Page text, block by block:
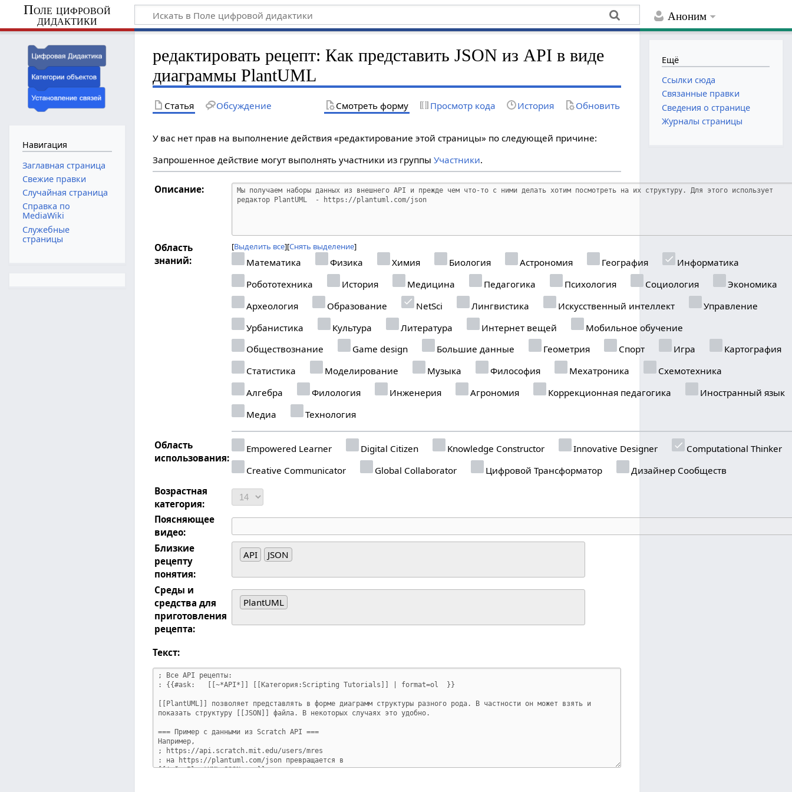
Аноним
Поле цифровой
дидактики
редактировать рецепт: Как представить JSON из API в виде
диаграммы PlantUML
Статья Обсуждение Смотреть форму Просмотр кода История Обновить
У вас нет прав на выполнение действия «редактирование этой страницы» по следующей причине:
Запрошенное действие могут выполнять участники из группыУчастники.
Описание:
Область
знаний:
Выделить все Снять выделение
Математика Физика Химия Биология Астрономия География
Информатика
Робототехника
История Медицина Педагогика Психология Социология
Экономика
Археология
Образование NetSci Лингвистика Искусственный интеллект
Управление
Урбанистика
Культура Литература Интернет вещей
Мобильное обучение
Обществознание
Game design Большие данные Геометрия Спорт Игра
Картография
Статистика
Моделирование Музыка Философия Мехатроника
Схемотехника
Алгебра
Филология Инженерия Агрономия Коррекционная педагогика
Иностранный язык
Медиа
Технология
Область
использования:
Empowered Learner Digital Citizen Knowledge Constructor Innovative Designer
Computational Thinker
Creative Communicator
Global Collaborator Цифровой Трансформатор
Дизайнер Сообществ
Возрастная
категория:
Поясняющее
видео:
Близкие
рецепту
понятия:
API JSON
Среды и
средства для
приготовления
рецепта:
PlantUML
Текст:
Навигация
Заглавная страница
Свежие правки
Случайная страница
Справка по
MediaWiki
Служебные
страницы
Ещё
Ссылки сюда
Связанные правки
Сведения о странице
Журналы страницы